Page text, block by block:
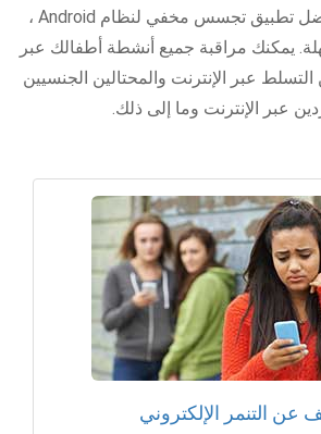
مع iKeyMonitor أفضل تطبيق تجسس مخفي لنظام Android ،
يمكنك مراقبة جميع أنشطة أطفالك عبر
التسلط عبر الإنترنت والمحتالين الجنسيين
عبر الإنترنت وما إلى ذلك.
عن التنمر الإلكتروني